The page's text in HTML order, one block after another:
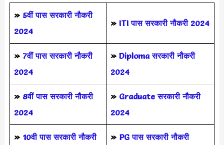
» 5वीं पास सरकारी नौकरी
2024
» ITI पास सरकारी नौकरी 2024
» 7वीं पास सरकारी नौकरी
2024
» Diploma सरकारी नौकरी
2024
» 8वीं पास सरकारी नौकरी
2024
» Graduate सरकारी नौकरी
2024
» 10वी पास सरकारी नौकरी
» PG पास सरकारी नौकरी